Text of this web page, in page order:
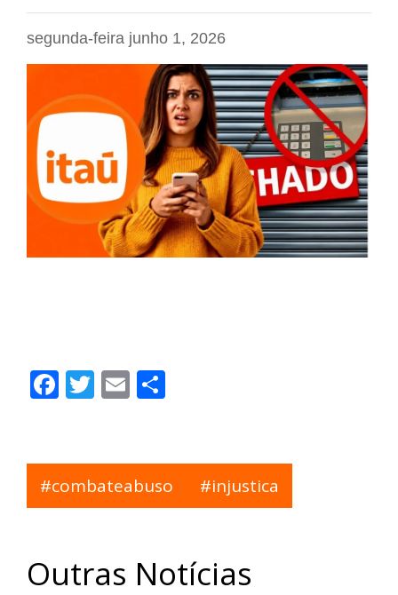
segunda-feira junho 1, 2026
Facebook
Twitter
Email
#combateabuso #injustica
Outras Notícias